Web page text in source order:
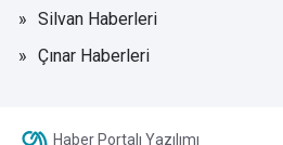
Silvan Haberleri
Çınar Haberleri
Haber Portalı Yazılımı